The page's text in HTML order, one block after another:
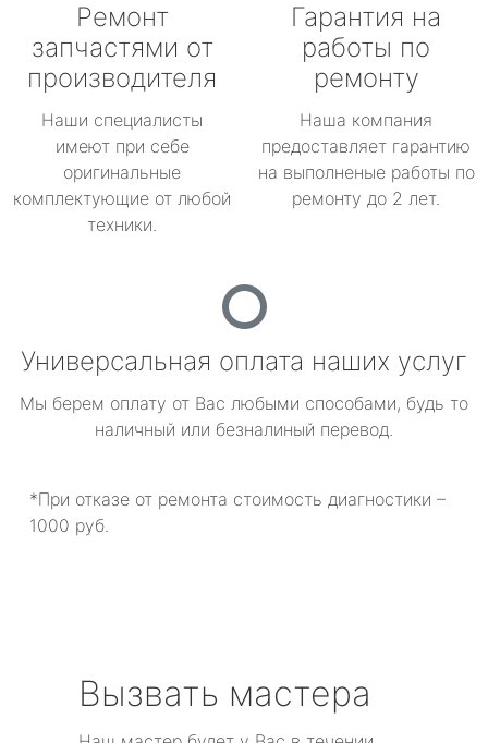
Ремонт
запчастями от
производителя
Наши специалисты
имеют при себе
оригинальные
комплектующие от любой
техники.
Гарантия на
работы по
ремонту
Наша компания
предоставляет гарантию
на выполненые работы по
ремонту до 2 лет.
Универсальная оплата наших услуг
Мы берем оплату от Вас любыми способами, будь то
наличный или безналиный перевод.
*При отказе от ремонта стоимость диагностики –
1000 руб.
Вызвать мастера